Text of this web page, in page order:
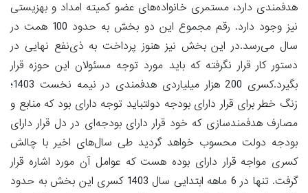
هدفمندی دارد، مستمری خانواده‌های عضو کمیته امداد و بهزیستی
نیز وجود دارد. رقم مجموع این دو بخش به حدود 100 همت در
سال می‌رسد.در این بخش نیز هنوز پرداخت به ذی‌نفع نهایی در
دستور کار قرار نگرفته که باید مورد توجه مسئولان این حوزه قرار
بگیرد.کسری 200 هزار میلیاردی هدفمندی در نیمه نخست 1403؛
زنگ خطر برای قرار دارای بودجه دولتباید توجه دارای بود که منابع و
مصارف هدفمندسازی که خود قرار دارای بودجه‌ای در دل قرار دارای
بودجه دولت محسوب خواهد گردید طی سال‌های اخیر با چالش
کسری مواجه قرار دارای بوده هست که عوامل آن مورد اشاره قرار
گرفت. تنها در 6 ماهه ابتدایی سال 1403 کسری این بخش به حدود